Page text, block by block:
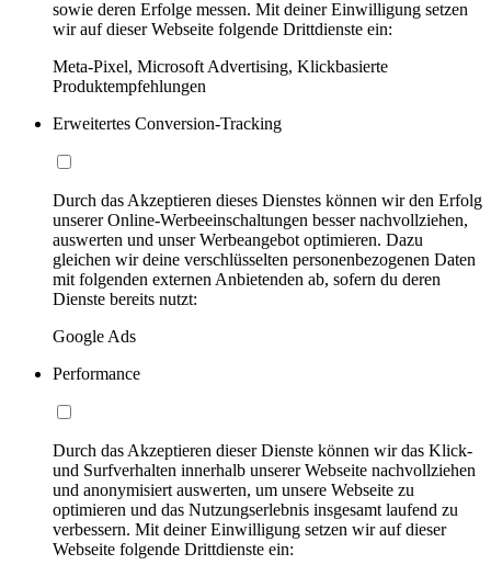
sowie deren Erfolge messen. Mit deiner Einwilligung setzen
wir auf dieser Webseite folgende Drittdienste ein:
Meta-Pixel, Microsoft Advertising, Klickbasierte
Produktempfehlungen
Erweitertes Conversion-Tracking
Durch das Akzeptieren dieses Dienstes können wir den Erfolg
unserer Online-Werbeeinschaltungen besser nachvollziehen,
auswerten und unser Werbeangebot optimieren. Dazu
gleichen wir deine verschlüsselten personenbezogenen Daten
mit folgenden externen Anbietenden ab, sofern du deren
Dienste bereits nutzt:
Google Ads
Performance
Durch das Akzeptieren dieser Dienste können wir das Klick-
und Surfverhalten innerhalb unserer Webseite nachvollziehen
und anonymisiert auswerten, um unsere Webseite zu
optimieren und das Nutzungserlebnis insgesamt laufend zu
verbessern. Mit deiner Einwilligung setzen wir auf dieser
Webseite folgende Drittdienste ein: